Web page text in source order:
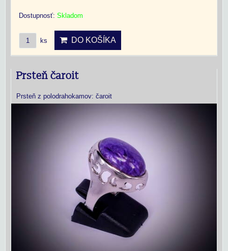
Dostupnosť: Skladom
ks DO KOŠÍKA
Prsteň čaroit
Prsteň z polodrahokamov: čaroit